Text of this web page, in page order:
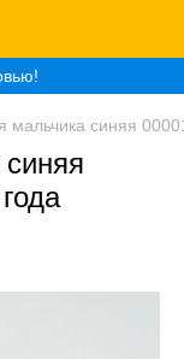
мальчика синяя